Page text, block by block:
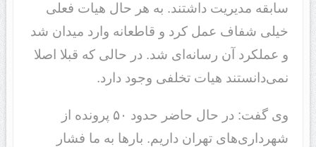
سابقه مدیریت داشتند. به هر حال هیات فعلی
خیلی شفاف عمل کرد و قاطعانه وارد میدان شد
و عملکرد آن رسانه‌ای شد. در حالی که قبلا اصلا
نمی‌دانستند هیات تخلفی وجود دارد.
وی گفت: در حال حاضر حدود ۵۰ پرونده از
شهرداری‌های تهران داریم. بارها به ما فشار